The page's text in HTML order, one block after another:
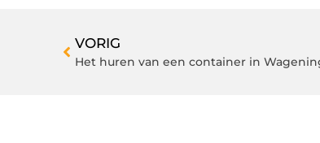
VORIG
Het huren van een container in